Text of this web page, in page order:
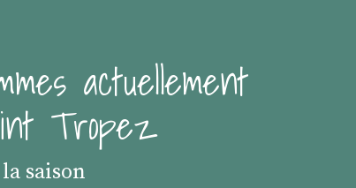
actuellement
Tropez
saison